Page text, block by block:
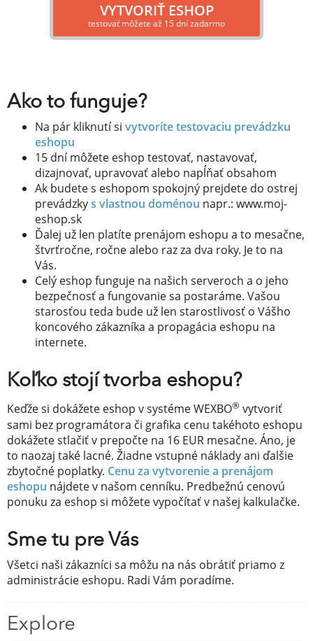
VYTVORIŤ ESHOP
testovať môžete až 15 dní zadarmo
Ako to funguje?
Na pár kliknutí si vytvoríte testovaciu prevádzku
eshopu
15 dní môžete eshop testovať, nastavovať,
dizajnovať, upravovať alebo napĺňať obsahom
Ak budete s eshopom spokojný prejdete do ostrej
prevádzkys vlastnou doménou napr.: www.moj-
eshop.sk
Ďalej už len platíte prenájom eshopu a to mesačne,
štvrťročne, ročne alebo raz za dva roky. Je to na
Vás.
Celý eshop funguje na našich serveroch a o jeho
bezpečnosť a fungovanie sa postaráme. Vašou
starosťou teda bude už len starostlivosť o Vášho
koncového zákazníka a propagácia eshopu na
internete.
Koľko stojí tvorba eshopu?
Keďže si dokážete eshop v systéme WEXBO® vytvoriť
sami bez programátora či grafika cenu takéhoto eshopu
dokážete stlačiť v prepočte na 16 EUR mesačne. Áno, je
to naozaj také lacné. Žiadne vstupné náklady ani ďalšie
zbytočné poplatky. Cenu za vytvorenie a prenájom
eshopu nájdete v našom cenníku. Predbežnú cenovú
ponuku za eshop si môžete vypočítať v našej kalkulačke.
Sme tu pre Vás
Všetci naši zákazníci sa môžu na nás obrátiť priamo z
administrácie eshopu. Radi Vám poradíme.
Explore